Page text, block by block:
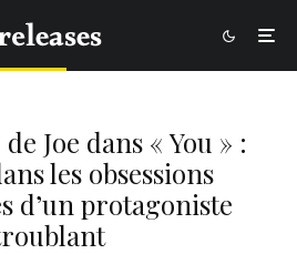
Joe dans « You » :
les obsessions
d’un protagoniste